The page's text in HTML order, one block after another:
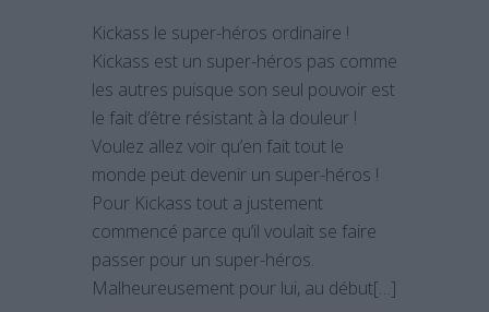
Kickass le super-héros ordinaire !
Kickass est un super-héros pas comme
les autres puisque son seul pouvoir est
le fait d’être résistant à la douleur !
Voulez allez voir qu’en fait tout le
monde peut devenir un super-héros !
Pour Kickass tout a justement
commencé parce qu’il voulait se faire
passer pour un super-héros.
Malheureusement pour lui, au début[…]